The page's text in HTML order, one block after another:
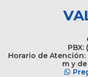
PBX:
Horario de Atención:
m y